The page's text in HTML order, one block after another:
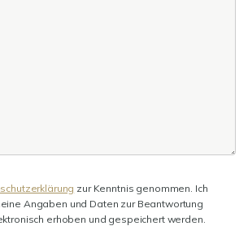
zur Kenntnis genommen. Ich
Angaben und Daten zur Beantwortung
erhoben und gespeichert werden.